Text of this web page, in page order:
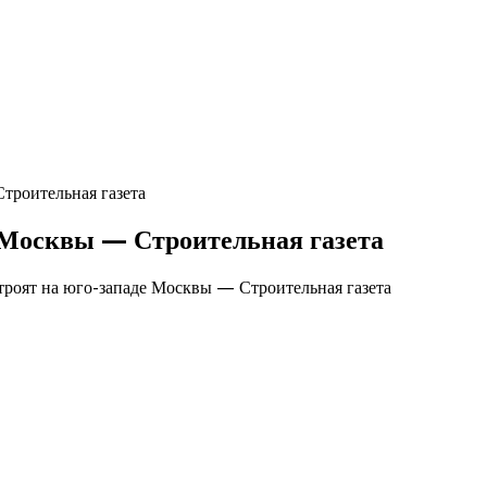
газета
— Строительная газета
на юго-западе Москвы — Строительная газета